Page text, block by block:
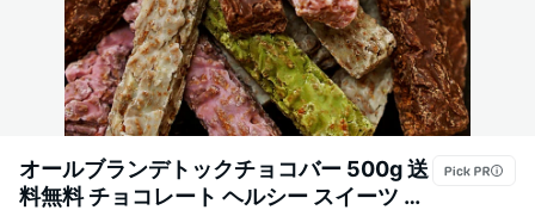
オールブランデトックチョコバー 500g 送
料無料 チョコレート ヘルシー スイーツ チ